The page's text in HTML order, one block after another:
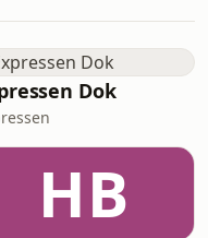
Dok
HB